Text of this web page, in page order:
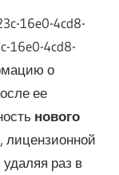
16e0-4cd8-
16e0-4cd8-
о
ее
нового
лицензионной
раз в